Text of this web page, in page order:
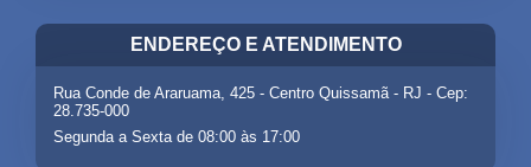
ENDEREÇO E ATENDIMENTO
Rua Conde de Araruama, 425 - Centro Quissamã - RJ - Cep:
28.735-000
Segunda a Sexta de 08:00 às 17:00